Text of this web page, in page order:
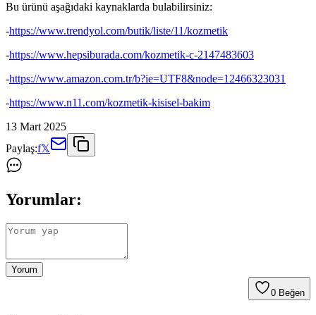
Bu ürünü aşağıdaki kaynaklarda bulabilirsiniz:
-https://www.trendyol.com/butik/liste/11/kozmetik
-https://www.hepsiburada.com/kozmetik-c-2147483603
-https://www.amazon.com.tr/b?ie=UTF8&node=12466323031
-https://www.n11.com/kozmetik-kisisel-bakim
13 Mart 2025
Paylaş:f𝕏
Yorumlar:
Yorum
0 Beğen